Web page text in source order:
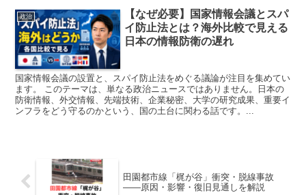
政治
【なぜ必要】国家情報会議とスパ
イ防止法とは？海外比較で見える
日本の情報防衛の遅れ
国家情報会議の設置と、スパイ防止法をめぐる議論が注目を集めてい
ます。 このテーマは、単なる政治ニュースではありません。日本の
防衛情報、外交情報、先端技術、企業秘密、大学の研究成果、重要イ
ンフラをどう守るのかという、国の土台に関わる話です。...
田園都市線「梶が谷」衝突・脱線事故
――原因・影響・復旧見通しを解説